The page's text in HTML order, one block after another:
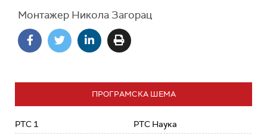
Монтажер Никола Загорац
ПРОГРАМСКА ШЕМА
РТС 1 РТС Наука